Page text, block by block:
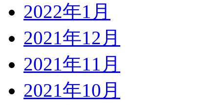
2022年1月
2021年12月
2021年11月
2021年10月